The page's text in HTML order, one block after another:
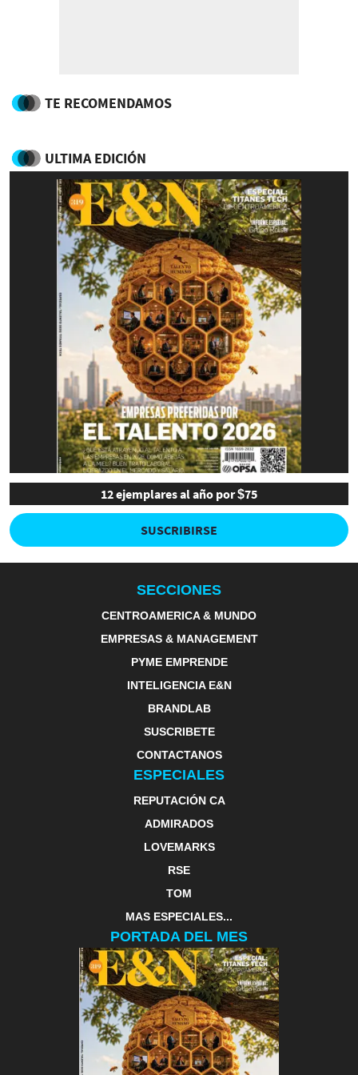
TE RECOMENDAMOS
ULTIMA EDICIÓN
12 ejemplares al año por $75
SUSCRIBIRSE
SECCIONES
CENTROAMERICA & MUNDO
EMPRESAS & MANAGEMENT
PYME EMPRENDE
INTELIGENCIA E&N
BRANDLAB
SUSCRIBETE
CONTACTANOS
ESPECIALES
REPUTACIÓN CA
ADMIRADOS
LOVEMARKS
RSE
TOM
MAS ESPECIALES...
PORTADA DEL MES